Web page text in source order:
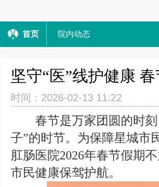
首页 院内动态
坚守“医”线护健康
时间：2026-02-13 11:22
春节是万家团圆的时刻
子”的时节。为保障星城市
肛肠医院2026年春节假期
市民健康保驾护航。